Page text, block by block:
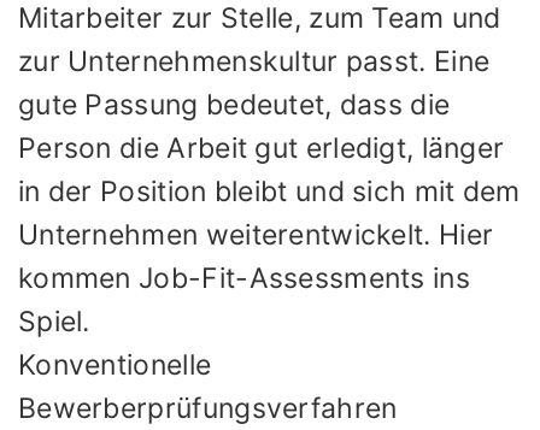
Mitarbeiter zur Stelle, zum Team und
zur Unternehmenskultur passt. Eine
gute Passung bedeutet, dass die
Person die Arbeit gut erledigt, länger
in der Position bleibt und sich mit dem
Unternehmen weiterentwickelt. Hier
kommen Job-Fit-Assessments ins
Spiel.
Konventionelle
Bewerberprüfungsverfahren